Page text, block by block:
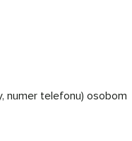
numer telefonu) osobom